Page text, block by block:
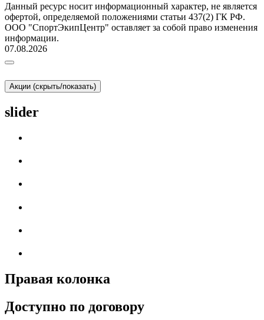
Данный ресурс носит информационный характер, не является
офертой, определяемой положениями статьи 437(2) ГК РФ.
ООО "СпортЭкипЦентр" оставляет за собой право изменения
информации.
07.08.2026
Акции (скрыть/показать)
slider
Правая колонка
Доступно по договору